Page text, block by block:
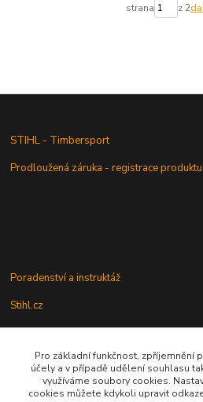
strana z 2
STIHL - Timbersport
Prodloužená záruka - registrace produktu
Poradenství a instruktáž
Stihl.cz
Údržba a servis
Rady a praktické informace
Pro základní funkčnost, zpříjemnění
účely a v případě udělení souhlasu
využíváme soubory cookies.
cookies můžete kdykoli upravit